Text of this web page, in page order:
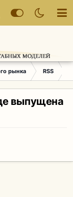
рынка RSS
выпущена